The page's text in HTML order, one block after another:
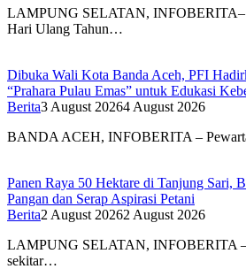
LAMPUNG SELATAN, INFOBERITA–
Hari Ulang Tahun…
Dibuka Wali Kota Banda Aceh, PFI
“Prahara Pulau Emas” untuk Edukasi
Berita3 August 20264 August 2026
BANDA ACEH, INFOBERITA –
Panen Raya 50 Hektare di Tanjung Sari,
Pangan dan Serap Aspirasi Petani
Berita2 August 20262 August 2026
LAMPUNG SELATAN, INFOBERITA –
sekitar…